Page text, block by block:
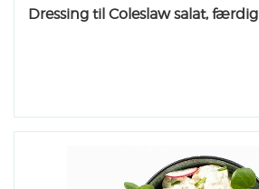
Dressing til Coleslaw salat, færdig